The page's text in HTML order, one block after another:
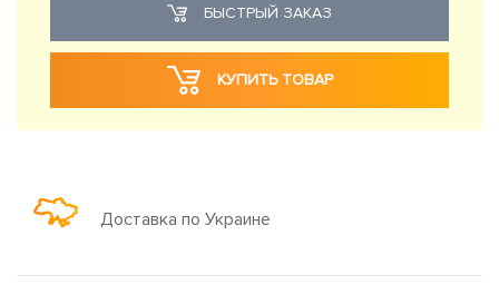
БЫСТРЫЙ ЗАКАЗ
КУПИТЬ ТОВАР
Доставка по Украине